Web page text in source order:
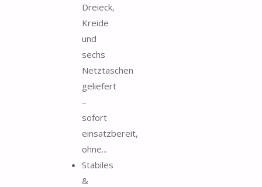
Dreieck,
Kreide
und
sechs
Netztaschen
geliefert
–
sofort
einsatzbereit,
ohne...
Stabiles
&